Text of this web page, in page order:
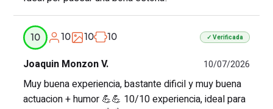
10 10 10 10 ✓ Verificada
Joaquin Monzon V. 10/07/2026
Muy buena experiencia, bastante dificil y muy buena
actuacion + humor 💪💪 10/10 experiencia, ideal para